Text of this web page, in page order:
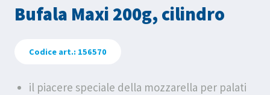
Bufala Maxi 200g, cilindro
Codice art.: 156570
il piacere speciale della mozzarella per palati